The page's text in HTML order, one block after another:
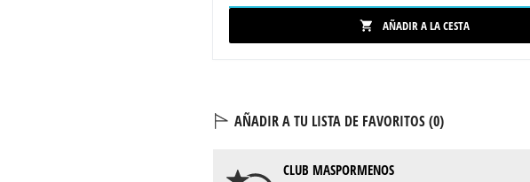
 AÑADIR A LA CESTA
AÑADIR A TU LISTA DE FAVORITOS (0)
CLUB MASPORMENOS